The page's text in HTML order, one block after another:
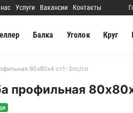
Услуги Вакансии Контакты
Балка Уголок Круг
80х80х4 ст1-3пс/сп
профильная